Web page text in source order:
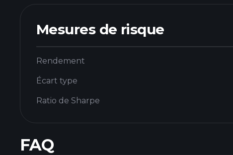
Mesures de risque
Rendement
Écart type
Ratio de Sharpe
FAQ